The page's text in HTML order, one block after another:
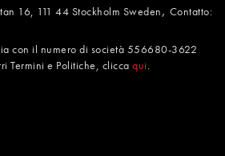
16, 111 44 Stockholm Sweden , Contatto:
con il numero di società 556680-3622
Termini e Politiche, clicca qui .